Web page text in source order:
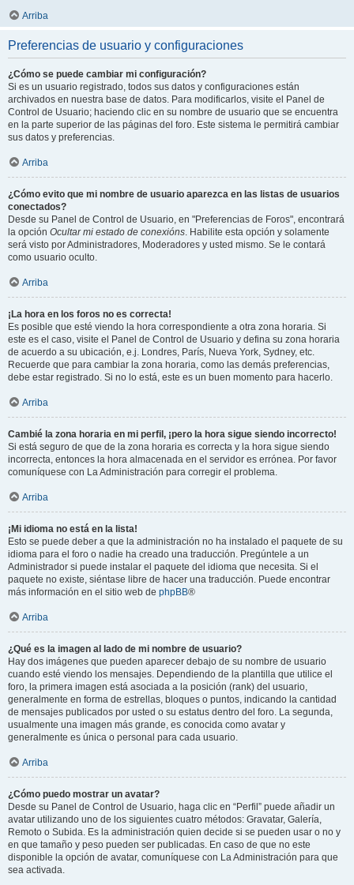
Arriba
Preferencias de usuario y configuraciones
¿Cómo se puede cambiar mi configuración?
Si es un usuario registrado, todos sus datos y configuraciones están
archivados en nuestra base de datos. Para modificarlos, visite el Panel de
Control de Usuario; haciendo clic en su nombre de usuario que se encuentra
en la parte superior de las páginas del foro. Este sistema le permitirá cambiar
sus datos y preferencias.
Arriba
¿Cómo evito que mi nombre de usuario aparezca en las listas de usuarios
conectados?
Desde su Panel de Control de Usuario, en "Preferencias de Foros", encontrará
la opción Ocultar mi estado de conexións. Habilite esta opción y solamente
será visto por Administradores, Moderadores y usted mismo. Se le contará
como usuario oculto.
Arriba
¡La hora en los foros no es correcta!
Es posible que esté viendo la hora correspondiente a otra zona horaria. Si
este es el caso, visite el Panel de Control de Usuario y defina su zona horaria
de acuerdo a su ubicación, e.j. Londres, París, Nueva York, Sydney, etc.
Recuerde que para cambiar la zona horaria, como las demás preferencias,
debe estar registrado. Si no lo está, este es un buen momento para hacerlo.
Arriba
Cambié la zona horaria en mi perfil, ¡pero la hora sigue siendo incorrecto!
Si está seguro de que de la zona horaria es correcta y la hora sigue siendo
incorrecta, entonces la hora almacenada en el servidor es errónea. Por favor
comuníquese con La Administración para corregir el problema.
Arriba
¡Mi idioma no está en la lista!
Esto se puede deber a que la administración no ha instalado el paquete de su
idioma para el foro o nadie ha creado una traducción. Pregúntele a un
Administrador si puede instalar el paquete del idioma que necesita. Si el
paquete no existe, siéntase libre de hacer una traducción. Puede encontrar
más información en el sitio web de phpBB®
Arriba
¿Qué es la imagen al lado de mi nombre de usuario?
Hay dos imágenes que pueden aparecer debajo de su nombre de usuario
cuando esté viendo los mensajes. Dependiendo de la plantilla que utilice el
foro, la primera imagen está asociada a la posición (rank) del usuario,
generalmente en forma de estrellas, bloques o puntos, indicando la cantidad
de mensajes publicados por usted o su estatus dentro del foro. La segunda,
usualmente una imagen más grande, es conocida como avatar y
generalmente es única o personal para cada usuario.
Arriba
¿Cómo puedo mostrar un avatar?
Desde su Panel de Control de Usuario, haga clic en “Perfil” puede añadir un
avatar utilizando uno de los siguientes cuatro métodos: Gravatar, Galería,
Remoto o Subida. Es la administración quien decide si se pueden usar o no y
en que tamaño y peso pueden ser publicadas. En caso de que no este
disponible la opción de avatar, comuníquese con La Administración para que
sea activada.